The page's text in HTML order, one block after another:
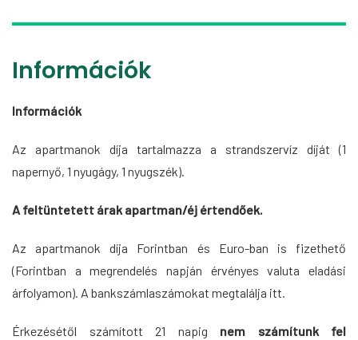
Információk
Információk
Az apartmanok díja tartalmazza a strandszervíz díját (1
napernyő, 1 nyugágy, 1 nyugszék).
A feltüntetett árak apartman/éj értendőek.
Az apartmanok díja Forintban és Euro-ban is fizethető
(Forintban a megrendelés napján érvényes valuta eladási
árfolyamon). A bankszámlaszámokat megtalálja itt.
Érkezésétől számított 21 napig nem számítunk fel